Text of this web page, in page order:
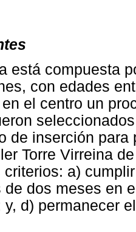
está compuesta
con edades
el centro un
de inserción
Torre Virreina
criterios: a)
de dos meses en
y, d) permanecer